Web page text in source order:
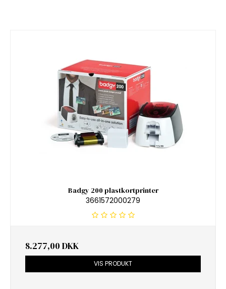
Badgy 200 plastkortprinter
3661572000279
8.277,00 DKK
VIS PRODUKT